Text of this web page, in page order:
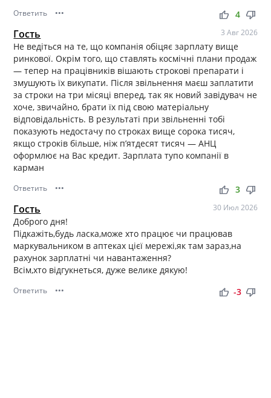
Ответить ••• thumb_up thumb_down
4
Гость 3 Авг 2026
Не ведіться на те, що компанія обіцяє зарплату вище
ринкової. Окрім того, що ставлять космічні плани продаж
— тепер на працівників вішають строкові препарати і
змушують їх викупати. Після звільнення маєш заплатити
за строки на три місяці вперед, так як новий завідувач не
хоче, звичайно, брати їх під свою матеріальну
відповідальність. В результаті при звільненні тобі
показують недостачу по строках вище сорока тисяч,
якщо строків більше, ніж пʼятдесят тисяч — АНЦ
оформлює на Вас кредит. Зарплата тупо компанії в
карман
Ответить ••• thumb_up thumb_down
3
Гость 30 Июл 2026
Доброго дня!
Підкажіть,будь ласка,може хто працює чи працював
маркувальником в аптеках цієї мережі,як там зараз,на
рахунок зарплатні чи навантаження?
Всім,хто відгукнеться, дуже велике дякую!
Ответить ••• thumb_up thumb_down
-3